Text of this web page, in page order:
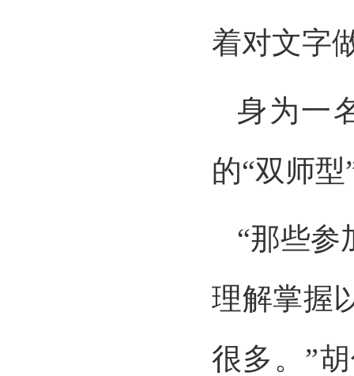
着对文字
身为一
的“双师
“那些参
理解掌握
很多。”